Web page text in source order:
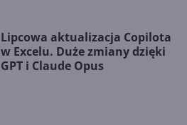
Lipcowa aktualizacja Copilota
w Excelu. Duże zmiany dzięki
GPT i Claude Opus